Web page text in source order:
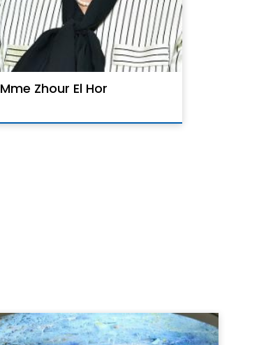
Mme Zhour El Hor